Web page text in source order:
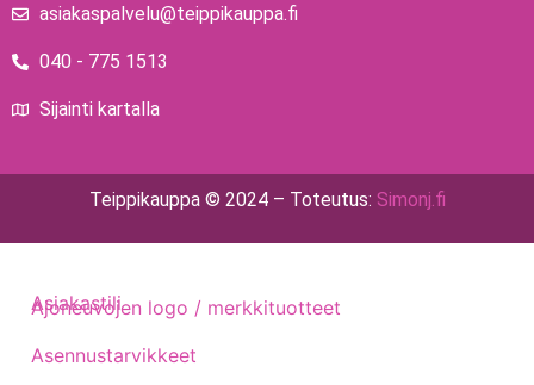
asiakaspalvelu@teippikauppa.fi
040 - 775 1513
Sijainti kartalla
Teippikauppa © 2024 – Toteutus: Simonj.fi
Ajoneuvojen logo / merkkituotteet
Asennustarvikkeet
Asiakastili